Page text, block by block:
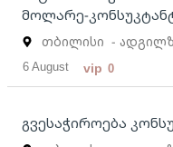
მოლარე-
თბილისი -
6 August vip 0
გვესაჭიროება